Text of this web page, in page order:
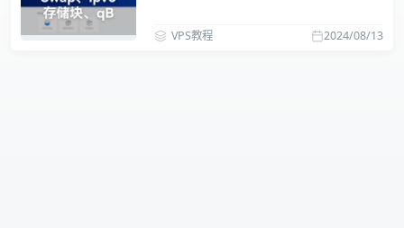
2024/08/13
VPS教程